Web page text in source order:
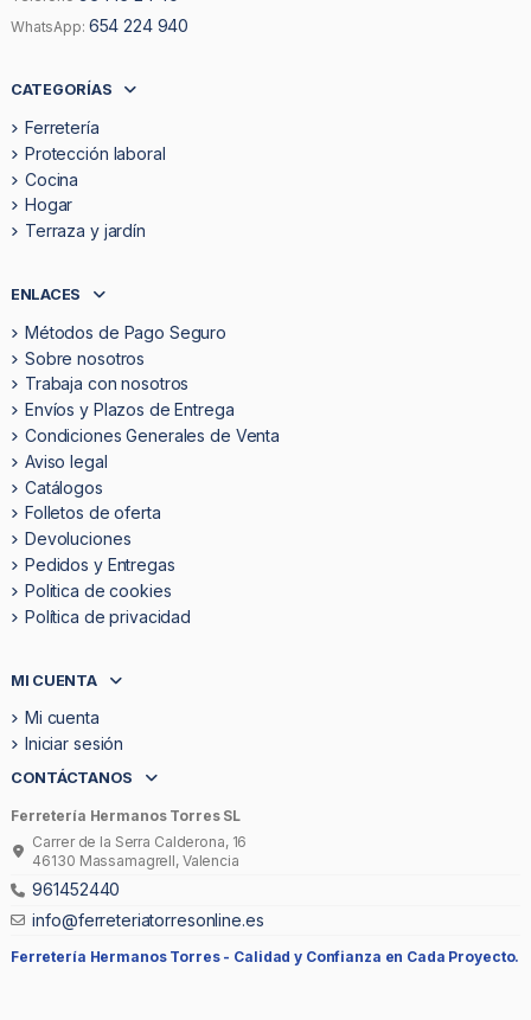
WhatsApp: 654 224 940
CATEGORÍAS
Ferretería
Protección laboral
Cocina
Hogar
Terraza y jardín
ENLACES
Métodos de Pago Seguro
Sobre nosotros
Trabaja con nosotros
Envíos y Plazos de Entrega
Condiciones Generales de Venta
Aviso legal
Catálogos
Folletos de oferta
Devoluciones
Pedidos y Entregas
Politica de cookies
Política de privacidad
MI CUENTA
Mi cuenta
Iniciar sesión
CONTÁCTANOS
Ferretería Hermanos Torres SL
Carrer de la Serra Calderona, 16
46130 Massamagrell, Valencia
961452440
info@ferreteriatorresonline.es
Ferretería Hermanos Torres - Calidad y Confianza en Cada Proyecto.